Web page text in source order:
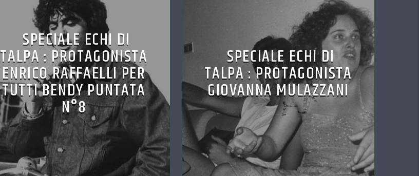
SPECIALE ECHI DI
TALPA : PROTAGONISTA
ENRICO RAFFAELLI PER
TUTTI BENDY PUNTATA
N°8
SPECIALE ECHI DI
TALPA : PROTAGONISTA
GIOVANNA MULAZZANI